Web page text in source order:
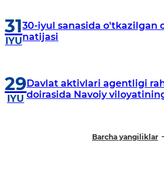
31
IYU
30-iyul sanasida o'tkazilgan
natijasi
29
IYU
Davlat aktivlari agentligi
doirasida Navoiy
Barcha yangiliklar